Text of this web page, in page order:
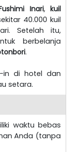
Inari,kuil
40.000 kuil
Setelah itu,
berbelanja
.
in di hotel dan
setara.
waktu bebas
Anda (tanpa